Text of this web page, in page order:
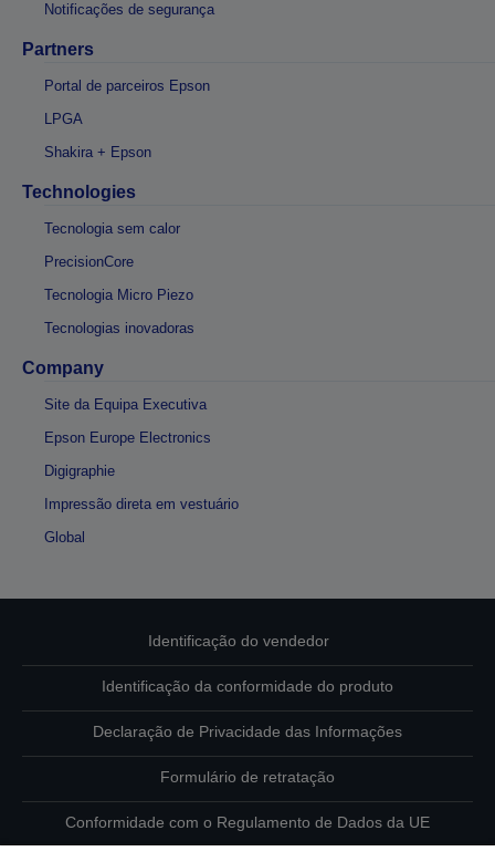
Notificações de segurança
Partners
Portal de parceiros Epson
LPGA
Shakira + Epson
Technologies
Tecnologia sem calor
PrecisionCore
Tecnologia Micro Piezo
Tecnologias inovadoras
Company
Site da Equipa Executiva
Epson Europe Electronics
Digigraphie
Impressão direta em vestuário
Global
Identificação do vendedor
Identificação da conformidade do produto
Declaração de Privacidade das Informações
Formulário de retratação
Conformidade com o Regulamento de Dados da UE